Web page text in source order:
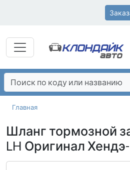
Главная
Шланг тормозной
LH Оригинал